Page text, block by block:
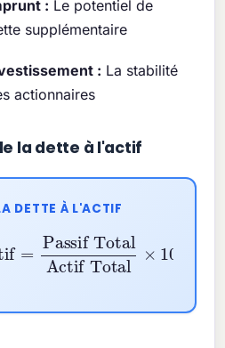
: Le potentiel de
supplémentaire
: La stabilité
actionnaires
la dette à l'actif
DETTE À L'ACTIF
Passif Total
100%